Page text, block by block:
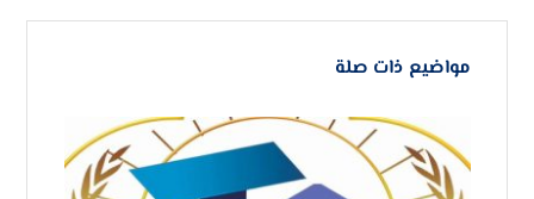
مواضيع ذات صلة